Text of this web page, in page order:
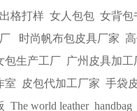
格打样 女人包包 女背包
时尚帆布包皮具厂家
包生产工厂 广州皮具加工
室 皮包代加工厂家 手袋
The world leather handbag